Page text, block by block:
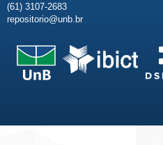
(61) 3107-2683
repositorio@unb.br